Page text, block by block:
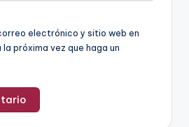
electrónico y sitio web en
próxima vez que haga un